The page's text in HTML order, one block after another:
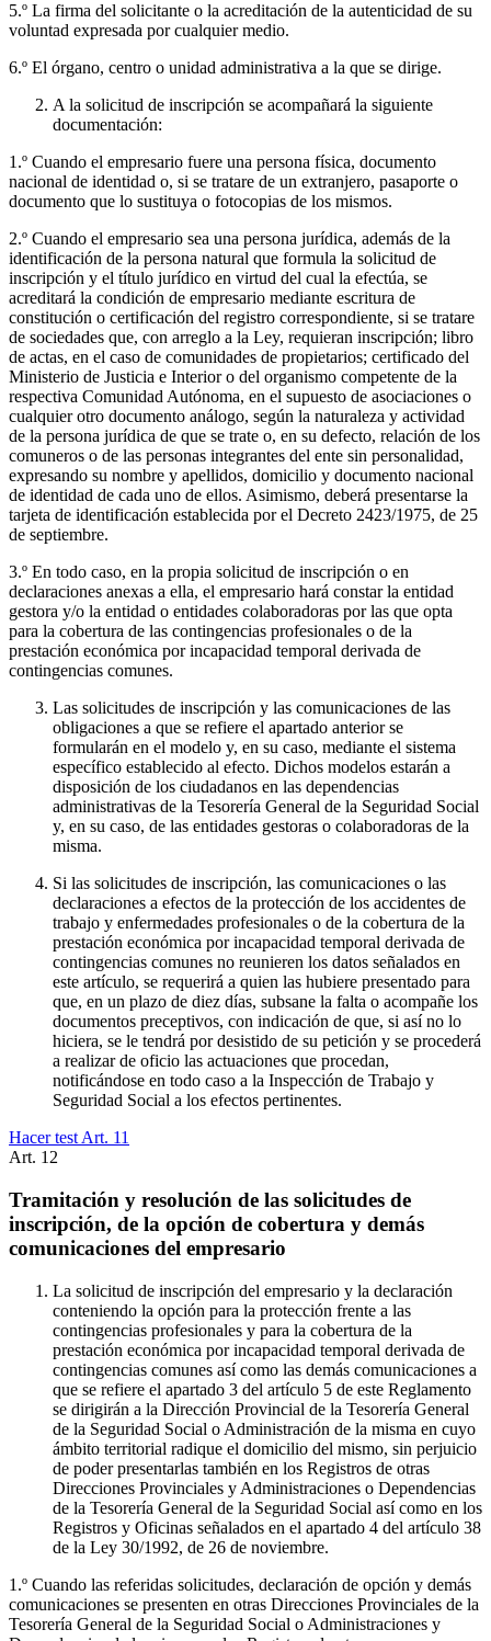
5.º La firma del solicitante o la acreditación de la autenticidad de su
voluntad expresada por cualquier medio.
6.º El órgano, centro o unidad administrativa a la que se dirige.
A la solicitud de inscripción se acompañará la siguiente
documentación:
1.º Cuando el empresario fuere una persona física, documento
nacional de identidad o, si se tratare de un extranjero, pasaporte o
documento que lo sustituya o fotocopias de los mismos.
2.º Cuando el empresario sea una persona jurídica, además de la
identificación de la persona natural que formula la solicitud de
inscripción y el título jurídico en virtud del cual la efectúa, se
acreditará la condición de empresario mediante escritura de
constitución o certificación del registro correspondiente, si se tratare
de sociedades que, con arreglo a la Ley, requieran inscripción; libro
de actas, en el caso de comunidades de propietarios; certificado del
Ministerio de Justicia e Interior o del organismo competente de la
respectiva Comunidad Autónoma, en el supuesto de asociaciones o
cualquier otro documento análogo, según la naturaleza y actividad
de la persona jurídica de que se trate o, en su defecto, relación de los
comuneros o de las personas integrantes del ente sin personalidad,
expresando su nombre y apellidos, domicilio y documento nacional
de identidad de cada uno de ellos. Asimismo, deberá presentarse la
tarjeta de identificación establecida por el Decreto 2423/1975, de 25
de septiembre.
3.º En todo caso, en la propia solicitud de inscripción o en
declaraciones anexas a ella, el empresario hará constar la entidad
gestora y/o la entidad o entidades colaboradoras por las que opta
para la cobertura de las contingencias profesionales o de la
prestación económica por incapacidad temporal derivada de
contingencias comunes.
Las solicitudes de inscripción y las comunicaciones de las
obligaciones a que se refiere el apartado anterior se
formularán en el modelo y, en su caso, mediante el sistema
específico establecido al efecto. Dichos modelos estarán a
disposición de los ciudadanos en las dependencias
administrativas de la Tesorería General de la Seguridad Social
y, en su caso, de las entidades gestoras o colaboradoras de la
misma.
Si las solicitudes de inscripción, las comunicaciones o las
declaraciones a efectos de la protección de los accidentes de
trabajo y enfermedades profesionales o de la cobertura de la
prestación económica por incapacidad temporal derivada de
contingencias comunes no reunieren los datos señalados en
este artículo, se requerirá a quien las hubiere presentado para
que, en un plazo de diez días, subsane la falta o acompañe los
documentos preceptivos, con indicación de que, si así no lo
hiciera, se le tendrá por desistido de su petición y se procederá
a realizar de oficio las actuaciones que procedan,
notificándose en todo caso a la Inspección de Trabajo y
Seguridad Social a los efectos pertinentes.
Hacer test Art. 11
Art. 12
Tramitación y resolución de las solicitudes de
inscripción, de la opción de cobertura y demás
comunicaciones del empresario
La solicitud de inscripción del empresario y la declaración
conteniendo la opción para la protección frente a las
contingencias profesionales y para la cobertura de la
prestación económica por incapacidad temporal derivada de
contingencias comunes así como las demás comunicaciones a
que se refiere el apartado 3 del artículo 5 de este Reglamento
se dirigirán a la Dirección Provincial de la Tesorería General
de la Seguridad Social o Administración de la misma en cuyo
ámbito territorial radique el domicilio del mismo, sin perjuicio
de poder presentarlas también en los Registros de otras
Direcciones Provinciales y Administraciones o Dependencias
de la Tesorería General de la Seguridad Social así como en los
Registros y Oficinas señalados en el apartado 4 del artículo 38
de la Ley 30/1992, de 26 de noviembre.
1.º Cuando las referidas solicitudes, declaración de opción y demás
comunicaciones se presenten en otras Direcciones Provinciales de la
Tesorería General de la Seguridad Social o Administraciones y